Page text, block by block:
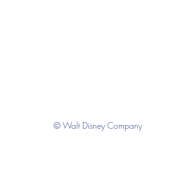
© Walt Disney Company